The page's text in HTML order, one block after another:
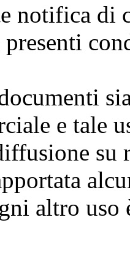
notifica di
presenti
e tale
su
altro uso